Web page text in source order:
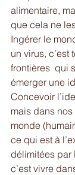
alimentaire,
que cela ne
Ingérer le
un virus, c’est
frontières  qui
émerger une
Concevoir
mais dans
monde
ce qui est à
délimitées par
c’est vivre